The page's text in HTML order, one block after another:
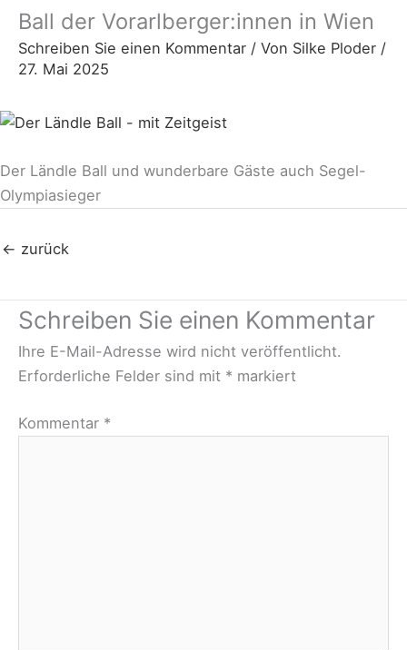
Ball der Vorarlberger:innen in Wien
Schreiben Sie einen Kommentar / Von Silke Ploder /
27. Mai 2025
Der Ländle Ball und wunderbare Gäste auch Segel-
Olympiasieger
← zurück
Schreiben Sie einen Kommentar
Ihre E-Mail-Adresse wird nicht veröffentlicht.
Erforderliche Felder sind mit * markiert
Kommentar *